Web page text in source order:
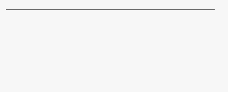
SVI MODELI
Režim rada u pripravnosti za optimizaciju